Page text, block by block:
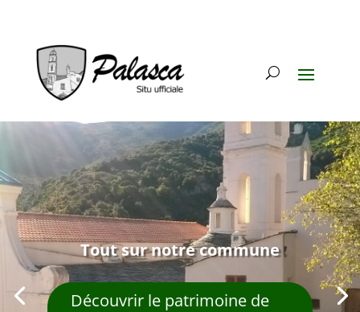
Tout sur notre commune
Découvrir le patrimoine de